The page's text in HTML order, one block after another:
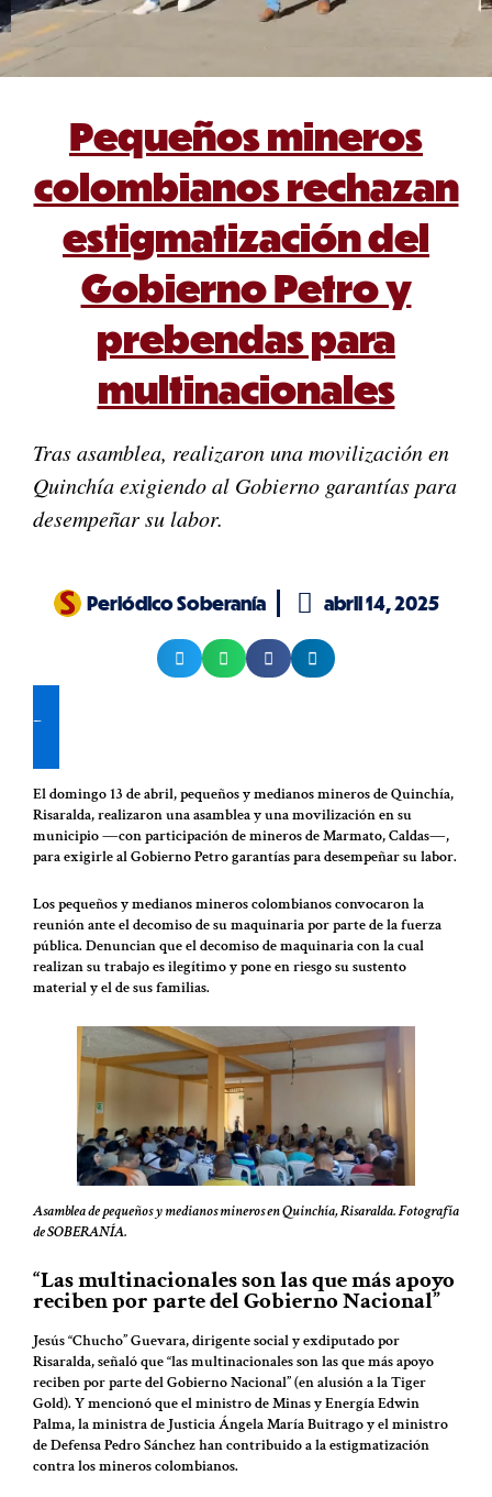
Pequeños mineros
colombianos rechazan
estigmatización del
Gobierno Petro y
prebendas para
multinacionales
Tras asamblea, realizaron una movilización en
Quinchía exigiendo al Gobierno garantías para
desempeñar su labor.
Periódico Soberanía abril 14, 2025
De clic aquí para recibir nuestras publicaciones en su WhatsApp
El domingo 13 de abril, pequeños y medianos mineros de Quinchía,
Risaralda, realizaron una asamblea y una movilización en su
municipio ―con participación de mineros de Marmato, Caldas―,
para exigirle al Gobierno Petro garantías para desempeñar su labor.
Los pequeños y medianos mineros colombianos convocaron la
reunión ante el decomiso de su maquinaria por parte de la fuerza
pública. Denuncian que el decomiso de maquinaria con la cual
realizan su trabajo es ilegítimo y pone en riesgo su sustento
material y el de sus familias.
Asamblea de pequeños y medianos mineros en Quinchía, Risaralda. Fotografía
de SOBERANÍA.
“Las multinacionales son las que más apoyo
reciben por parte del Gobierno Nacional”
Jesús “Chucho” Guevara, dirigente social y exdiputado por
Risaralda, señaló que “las multinacionales son las que más apoyo
reciben por parte del Gobierno Nacional” (en alusión a la Tiger
Gold). Y mencionó que el ministro de Minas y Energía Edwin
Palma, la ministra de Justicia Ángela María Buitrago y el ministro
de Defensa Pedro Sánchez han contribuido a la estigmatización
contra los mineros colombianos.